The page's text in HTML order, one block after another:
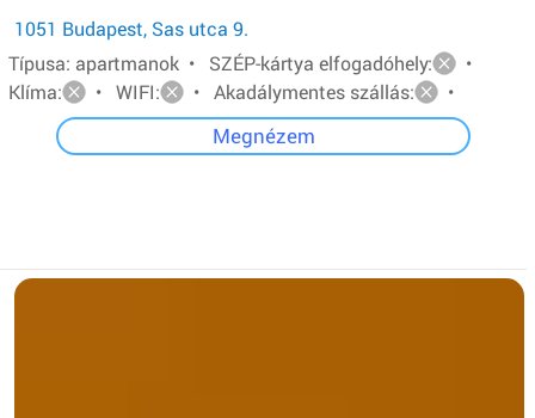
1051 Budapest, Sas utca 9.
Típusa: apartmanok • SZÉP-kártya elfogadóhely:
•
Klíma:
• WIFI: • Akadálymentes szállás: •
Megnézem